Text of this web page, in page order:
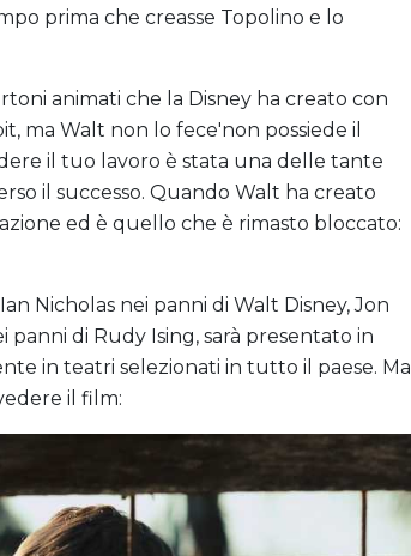
prima che creasse Topolino e lo
animati che la Disney ha creato con
ma Walt non lo fece'non possiede il
il tuo lavoro è stata una delle tante
il successo. Quando Walt ha creato
ed è quello che è rimasto bloccato:
Nicholas nei panni di Walt Disney, Jon
panni di Rudy Ising, sarà presentato in
in teatri selezionati in tutto il paese. Ma
il film: